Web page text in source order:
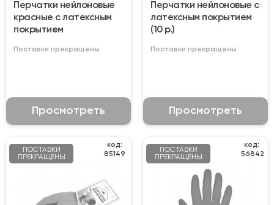
Перчатки нейлоновые
красные с латексным
покрытием
Поставки прекращены
Просмотреть
Перчатки нейлоновые с
латексным покрытием
(10 р.)
Поставки прекращены
Просмотреть
ПОСТАВКИ
ПРЕКРАЩЕНЫ
код:
85149
ПОСТАВКИ
ПРЕКРАЩЕНЫ
код:
56842